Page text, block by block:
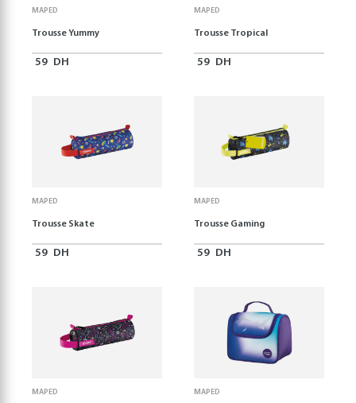
MAPED
Trousse Yummy
59 DH
MAPED
Trousse Tropical
59 DH
MAPED
Trousse Skate
59 DH
MAPED
Trousse Gaming
59 DH
MAPED MAPED